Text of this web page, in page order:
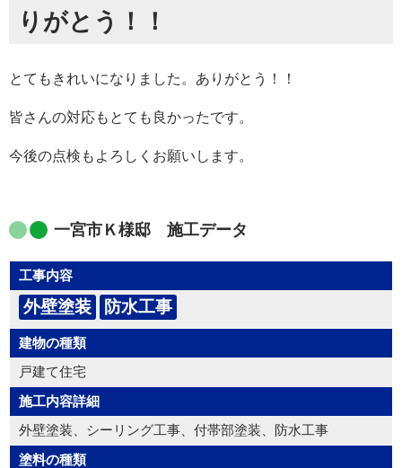
りがとう！！
とてもきれいになりました。ありがとう！！
皆さんの対応もとても良かったです。
今後の点検もよろしくお願いします。
一宮市Ｋ様邸 施工データ
工事内容
外壁塗装 防水工事
建物の種類
戸建て住宅
施工内容詳細
外壁塗装、シーリング工事、付帯部塗装、防水工事
塗料の種類